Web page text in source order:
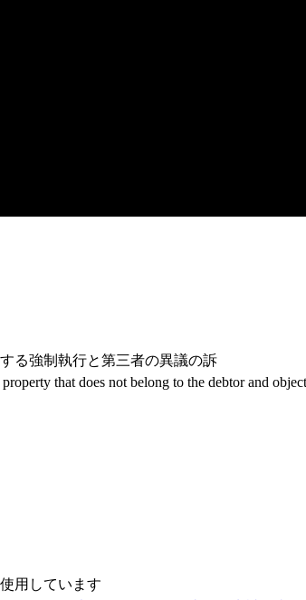
る強制執行と第三者の異議の訴
that does not belong to the debtor and
用しています